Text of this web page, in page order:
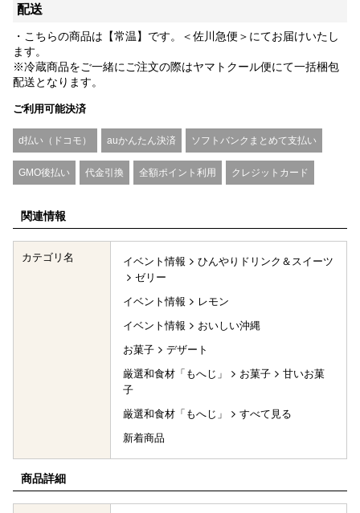
配送
・こちらの商品は【常温】です。＜佐川急便＞にてお届けいたし
ます。
※冷蔵商品をご一緒にご注文の際はヤマトクール便にて一括梱包
配送となります。
ご利用可能決済
d払い（ドコモ） auかんたん決済 ソフトバンクまとめて支払い
GMO後払い 代金引換 全額ポイント利用 クレジットカード
関連情報
カテゴリ名 イベント情報
ひんやりドリンク＆スイーツ
ゼリー
イベント情報
レモン
イベント情報
おいしい沖縄
お菓子
デザート
厳選和食材「もへじ」
お菓子
甘いお菓
子
厳選和食材「もへじ」
すべて見る
新着商品
商品詳細